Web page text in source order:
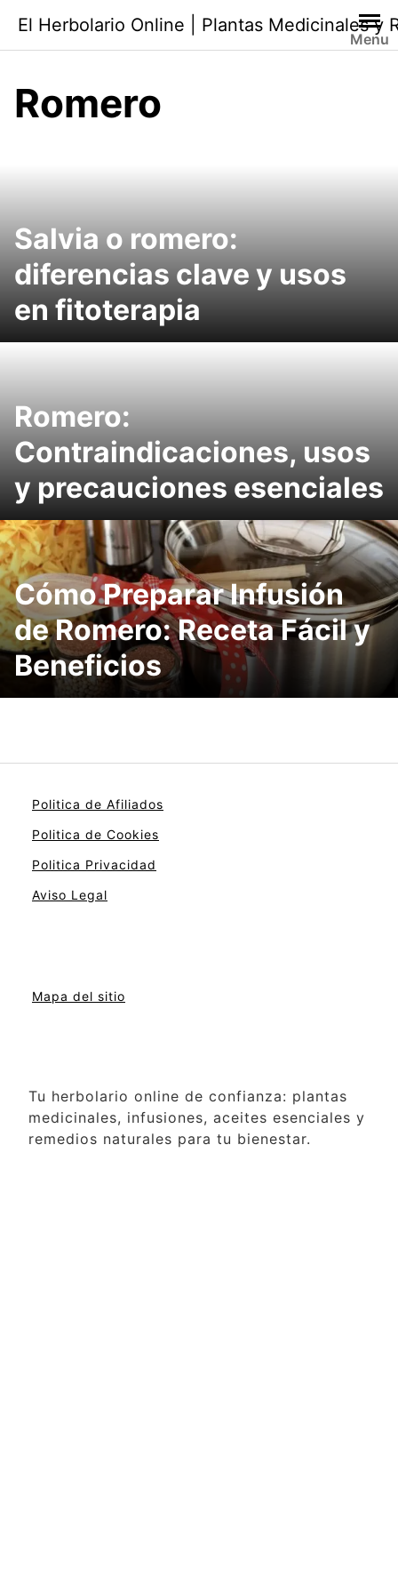
contenido
El Herbolario Online | Plantas Medicinales y
Menu
Romero
Salvia o romero:
diferencias clave y usos
en fitoterapia
Romero:
Contraindicaciones, usos
y precauciones esenciales
Cómo Preparar Infusión
de Romero: Receta Fácil y
Beneficios
Politica de Afiliados
Politica de Cookies
Politica Privacidad
Aviso Legal
Mapa del sitio
Tu herbolario online de confianza: plantas
medicinales, infusiones, aceites esenciales y
remedios naturales para tu bienestar.